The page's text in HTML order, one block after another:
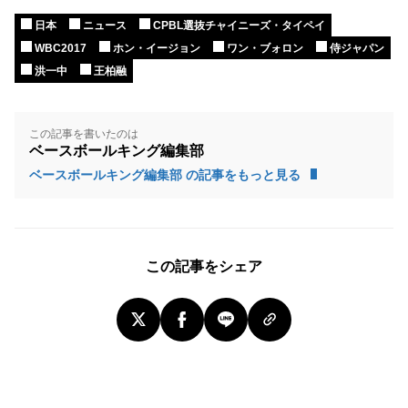
日本 ニュース
CPBL選抜チャイニーズ・タイペイ
WBC2017
ホン・イージョン ワン・ブォロン
侍ジャパン
洪一中
王柏融
この記事を書いたのは
ベースボールキング編集部
ベースボールキング編集部 の記事をもっと見る
この記事をシェア